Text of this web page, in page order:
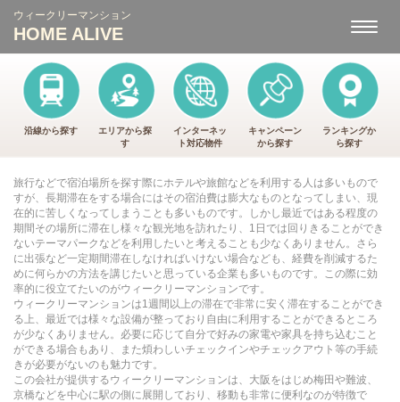
ナ
ゲ
ー
ョ
ン
ウィークリーマンション
HOME ALIVE
沿線から探す
エリアから探
す
インターネッ
ト対応物件
キャンペーン
から探す
ランキングか
ら探す
旅行などで宿泊場所を探す際にホテルや旅館などを利用する人は多いもので
すが、長期滞在をする場合にはその宿泊費は膨大なものとなってしまい、現
在的に苦しくなってしまうことも多いものです。しかし最近ではある程度の
期間その場所に滞在し様々な観光地を訪れたり、1日では回りきることができ
ないテーマパークなどを利用したいと考えることも少なくありません。さら
に出張など一定期間滞在しなければいけない場合なども、経費を削減するた
めに何らかの方法を講じたいと思っている企業も多いものです。この際に効
率的に役立てたいのがウィークリーマンションです。
ウィークリーマンションは1週間以上の滞在で非常に安く滞在することができ
る上、最近では様々な設備が整っており自由に利用することができるところ
が少なくありません。必要に応じて自分で好みの家電や家具を持ち込むこと
ができる場合もあり、また煩わしいチェックインやチェックアウト等の手続
きが必要がないのも魅力です。
この会社が提供するウィークリーマンションは、大阪をはじめ梅田や難波、
京橋などを中心に駅の側に展開しており、移動も非常に便利なのが特徴で